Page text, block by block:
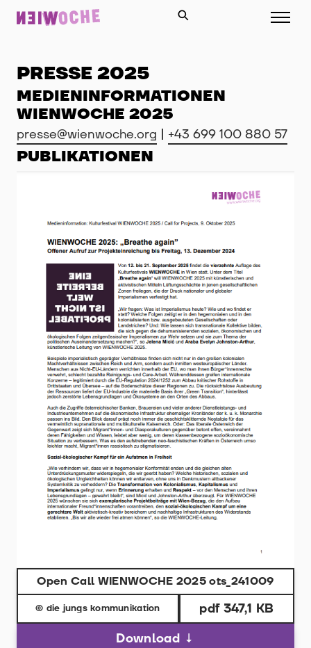
PRESSE 2025
MEDIENINFORMATIONEN
WIENWOCHE 2025
presse@wienwoche.org | +43 699 100 880 57
PUBLIKATIONEN
Open Call WIENWOCHE 2025 ots_241009
© die jungs kommunikation
pdf 347,1 KB
Download